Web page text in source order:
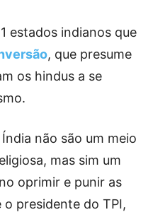
estados indianos que
, que presume
os hindus a se
não são um meio
mas sim um
oprimir e punir as
o presidente do TPI,